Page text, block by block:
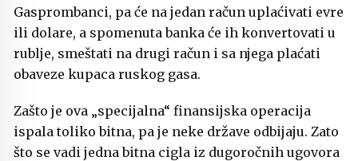
Gasprombanci, pa će na jedan račun uplaćivati evre
ili dolare, a spomenuta banka će ih konvertovati u
rublje, smeštati na drugi račun i sa njega plaćati
obaveze kupaca ruskog gasa.
Zašto je ova „specijalna“ finansijska operacija
ispala toliko bitna, pa je neke države odbijaju. Zato
što se vadi jedna bitna cigla iz dugoročnih ugovora